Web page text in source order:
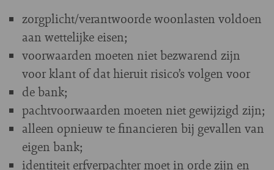
zorgplicht/verantwoorde woonlasten voldoen
aan wettelijke eisen;
voorwaarden moeten niet bezwarend zijn
voor klant of dat hieruit risico’s volgen voor
de bank;
pachtvoorwaarden moeten niet gewijzigd zijn;
alleen opnieuw te financieren bij gevallen van
eigen bank;
identiteit erfverpachter moet in orde zijn en